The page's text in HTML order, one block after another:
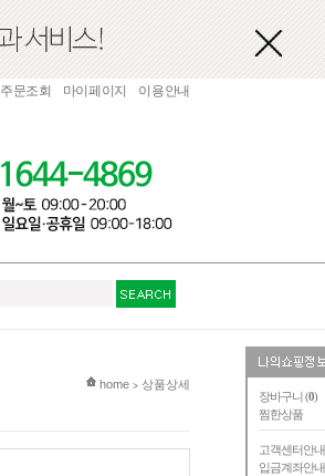
장바구니 (0)
찜한상품
고객센터안내
입금계좌안내
주문조회 마이페이지 이용안내
현재 위치
home > 상품상세